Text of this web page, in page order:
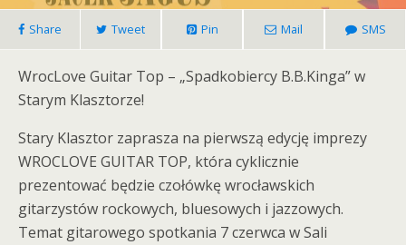
Share Tweet Pin Mail SMS
WrocLove Guitar Top – „Spadkobiercy B.B.Kinga” w
Starym Klasztorze!
Stary Klasztor zaprasza na pierwszą edycję imprezy
WROCLOVE GUITAR TOP, która cyklicznie
prezentować będzie czołówkę wrocławskich
gitarzystów rockowych, bluesowych i jazzowych.
Temat gitarowego spotkania 7 czerwca w Sali